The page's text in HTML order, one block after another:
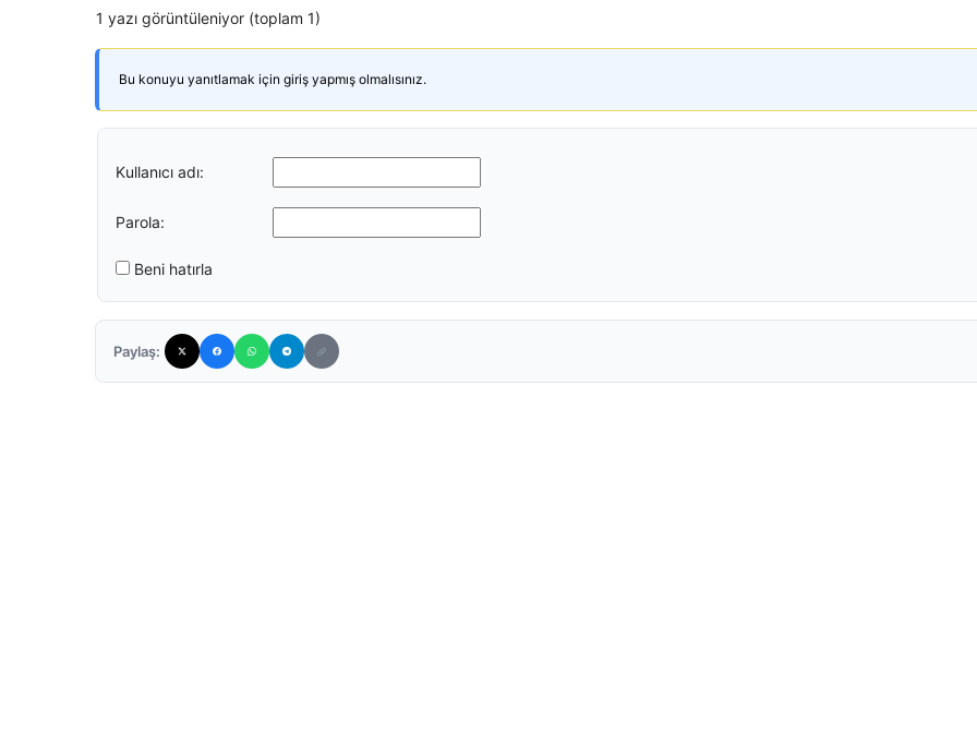
1 yazı görüntüleniyor (toplam 1)
Bu konuyu yanıtlamak için giriş yapmış olmalısınız.
Kullanıcı adı:
Parola:
Beni hatırla
Paylaş: